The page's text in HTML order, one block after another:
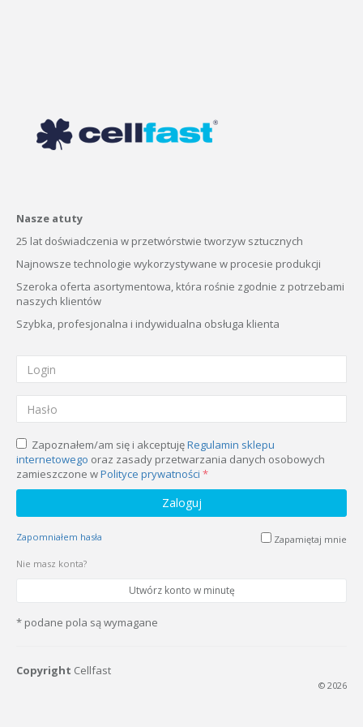
Nasze atuty
25 lat doświadczenia w przetwórstwie tworzyw sztucznych
Najnowsze technologie wykorzystywane w procesie produkcji
Szeroka oferta asortymentowa, która rośnie zgodnie z potrzebami
naszych klientów
Szybka, profesjonalna i indywidualna obsługa klienta
Zapoznałem/am się i akceptujęRegulamin sklepu
internetowego oraz zasady przetwarzania danych osobowych
zamieszczone wPolityce prywatności *
Zaloguj
Zapomniałem hasła
Zapamiętaj mnie
Nie masz konta?
Utwórz konto w minutę
* podane pola są wymagane
Copyright Cellfast
© 2026